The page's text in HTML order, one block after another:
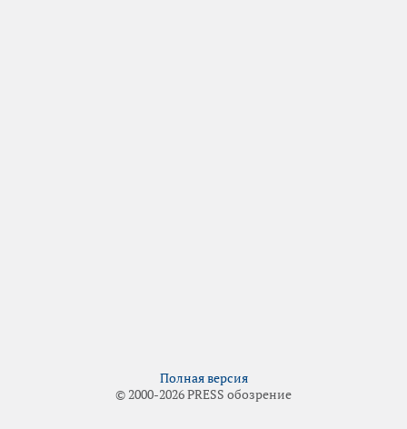
Полная версия
© 2000-2026 PRESS обозрение